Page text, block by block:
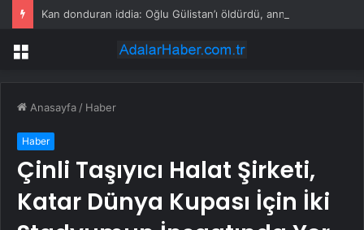
Menü
Anasayfa / Haber
Haber
Çinli Taşıyıcı Halat Şirketi,
Katar Dünya Kupası İçin İki